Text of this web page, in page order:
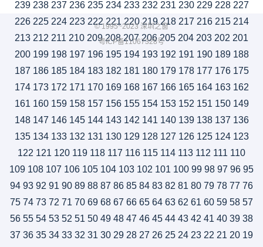
239 238 237 236 235 234 233 232 231 230 229 228 227
226 225 224 223 222 221 220 219 218 217 216 215 214
213 212 211 210 209 208 207 206 205 204 203 202 201
200 199 198 197 196 195 194 193 192 191 190 189 188
187 186 185 184 183 182 181 180 179 178 177 176 175
174 173 172 171 170 169 168 167 166 165 164 163 162
161 160 159 158 157 156 155 154 153 152 151 150 149
148 147 146 145 144 143 142 141 140 139 138 137 136
135 134 133 132 131 130 129 128 127 126 125 124 123
122 121 120 119 118 117 116 115 114 113 112 111 110
109 108 107 106 105 104 103 102 101 100 99 98 97 96 95
94 93 92 91 90 89 88 87 86 85 84 83 82 81 80 79 78 77 76
75 74 73 72 71 70 69 68 67 66 65 64 63 62 61 60 59 58 57
56 55 54 53 52 51 50 49 48 47 46 45 44 43 42 41 40 39 38
37 36 35 34 33 32 31 30 29 28 27 26 25 24 23 22 21 20 19
© 1995~2023 深圳之窗
粤ICP备11067328号